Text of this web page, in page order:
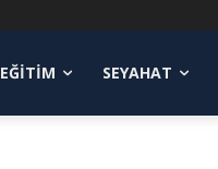
EĞITIM SEYAHAT